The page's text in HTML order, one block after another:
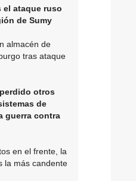
el ataque ruso
de Sumy
almacén de
tras ataque
otros
de
guerra contra
en el frente, la
la más candente